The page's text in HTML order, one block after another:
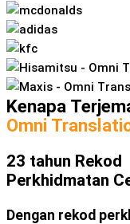
Kenapa
Omni
23 tahun Rekod
Perkhidmatan
Dengan rekod